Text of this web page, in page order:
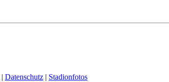
| Datenschutz | Stadionfotos